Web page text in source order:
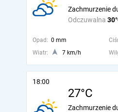
Odczuwalna
Zachmurzenie
Opad: 0 mm
Wiatr:
7 km/h
18:00
27°C
Zachmurzenie